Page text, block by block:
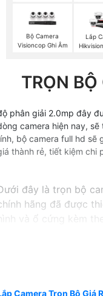
Bộ Camera
Visioncop Ghi Âm
Lắp
TRỌN
phân giải 2.0mp đây
camera hiện nay,
bộ camera full hd sẽ
thành rẻ, tiết kiệm chi
đây là trọn bộ
hãng đã được
và ổ cứng kèm
〔GIÁ LẮP CAMERA
Lắp camera quan
Camera Trọn Bộ Giá